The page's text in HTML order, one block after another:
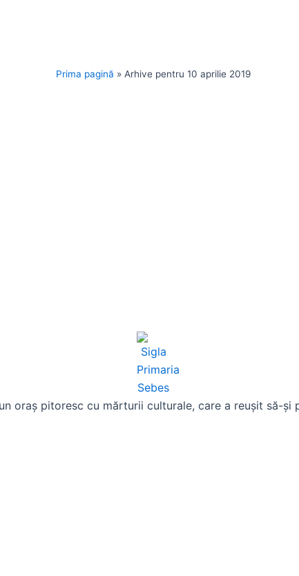
Prima pagină » Arhive pentru 10 aprilie 2019
oraș pitoresc cu mărturii culturale, care a reușit să-și